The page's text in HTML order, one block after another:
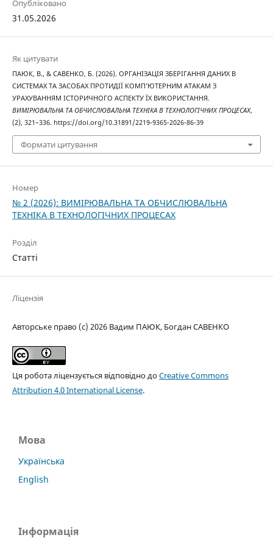
Опубліковано
31.05.2026
Як цитувати
ПАЮК, В., & САВЕНКО, Б. (2026). ОРГАНІЗАЦІЯ ЗБЕРІГАННЯ ДАНИХ В
СИСТЕМАХ ТА ЗАСОБАХ ПРОТИДІЇ КОМП’ЮТЕРНИМ АТАКАМ З
УРАХУВАННЯМ ІСТОРИЧНОГО АСПЕКТУ ЇХ ВИКОРИСТАННЯ.
ВИМІРЮВАЛЬНА ТА ОБЧИСЛЮВАЛЬНА ТЕХНІКА В ТЕХНОЛОГІЧНИХ ПРОЦЕСАХ,
(2), 321–336. https://doi.org/10.31891/2219-9365-2026-86-39
Формати цитування
Номер
№ 2 (2026): ВИМІРЮВАЛЬНА ТА ОБЧИСЛЮВАЛЬНА
ТЕХНІКА В ТЕХНОЛОГІЧНИХ ПРОЦЕСАХ
Розділ
Статті
Ліцензія
Авторське право (c) 2026 Вадим ПАЮК, Богдан САВЕНКО
Ця робота ліцензується відповідно доCreative Commons
Attribution 4.0 International License.
Мова
Українська
English
Інформація